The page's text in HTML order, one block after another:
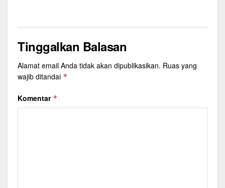
Tinggalkan Balasan
Alamat email Anda tidak akan dipublikasikan. Ruas yang
wajib ditandai *
Komentar *